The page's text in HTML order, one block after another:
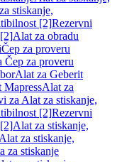
stiskanje,
[2]Rezervni
Alat za obradu
Čep za proveru
Čep za proveru
Alat za Geberit
MapressAlat za
za Alat za stiskanje,
[2]Rezervni
Alat za stiskanje,
za stiskanje,
za stiskanje